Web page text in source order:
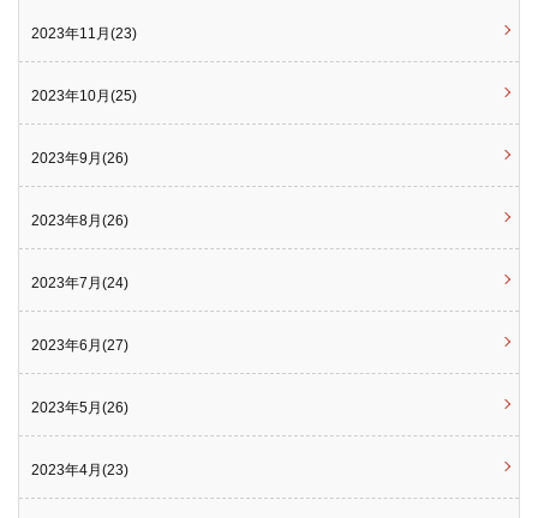
2023年11月(23)
2023年10月(25)
2023年9月(26)
2023年8月(26)
2023年7月(24)
2023年6月(27)
2023年5月(26)
2023年4月(23)